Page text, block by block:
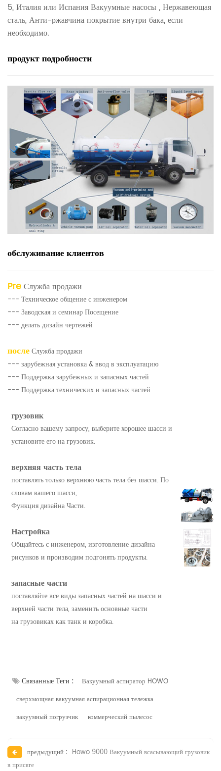
5, Италия или Испания Вакуумные насосы , Нержавеющая
сталь, Анти-ржавчина покрытие внутри бака, если
необходимо.
продуктподробности
обслуживание клиентов
PreСлужба продажи
--- Техническое общение с инженером
--- Заводская и семинар Посещение
--- делать дизайн чертежей
послеСлужба продажи
--- зарубежная установка & ввод в эксплуатацию
--- Поддержка зарубежных и запасных частей
--- Поддержка технических и запасных частей
грузовик
Согласно вашему запросу, выберите хорошее шасси и
установите его на грузовик.
верхняя часть тела
поставлять только верхнюю часть тела без шасси. По
словам вашего шасси,
Функция дизайна Части.
Настройка
Общайтесь с инженером, изготовление дизайна
рисунков и производим подгонять продукты.
запасные части
поставляйте все виды запасных частей на шасси и
верхней части тела, заменить основные части
на грузовиках как танк и коробка.
Связанные Теги :
Вакуумный аспиратор HOWO
сверхмощная вакуумная аспирационная тележка
вакуумный погрузчик
коммерческий пылесос
предыдущий : Howo 9000 Вакуумный всасывающий грузовик
в присяге